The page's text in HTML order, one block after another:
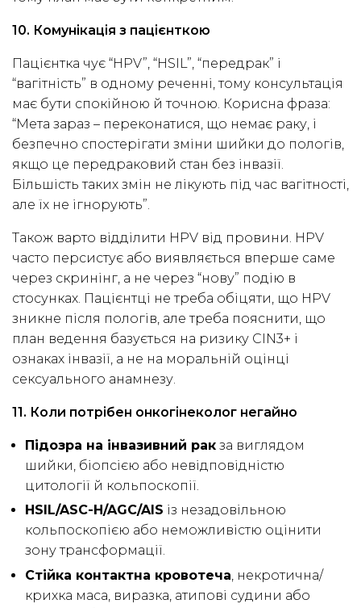
10. Комунікація з пацієнткою
Пацієнтка чує “HPV”, “HSIL”, “передрак” і
“вагітність” в одному реченні, тому консультація
має бути спокійною й точною. Корисна фраза:
“Мета зараз – переконатися, що немає раку, і
безпечно спостерігати зміни шийки до пологів,
якщо це передраковий стан без інвазії.
Більшість таких змін не лікують під час вагітності,
але їх не ігнорують”.
Також варто відділити HPV від провини. HPV
часто персистує або виявляється вперше саме
через скринінг, а не через “нову” подію в
стосунках. Пацієнтці не треба обіцяти, що HPV
зникне після пологів, але треба пояснити, що
план ведення базується на ризику CIN3+ і
ознаках інвазії, а не на моральній оцінці
сексуального анамнезу.
11. Коли потрібен онкогінеколог негайно
Підозра на інвазивний рак за виглядом
шийки, біопсією або невідповідністю
цитології й кольпоскопії.
HSIL/ASC-H/AGC/AIS із незадовільною
кольпоскопією або неможливістю оцінити
зону трансформації.
Стійка контактна кровотеча, некротична/
крихка маса, виразка, атипові судини або